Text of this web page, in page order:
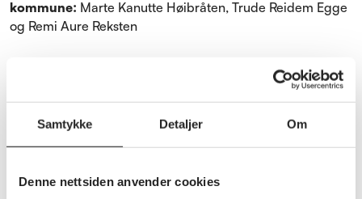
Samtykke Detaljer Om
Denne nettsiden anvender cookies
kommune: Marte Kanutte Høibråten, Trude Reidem Egge
og Remi Aure Reksten
Anita Vatland,
Pårørendealliansen
Sensio, og Marius Bjønness , produktsjef for Safemate